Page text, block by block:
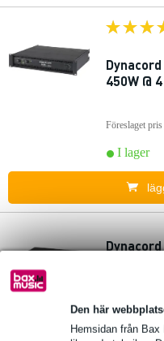
Den här
Hemsidan från
450W @
Föreslaget pris
I lager
🔥HOT & NEW I lager